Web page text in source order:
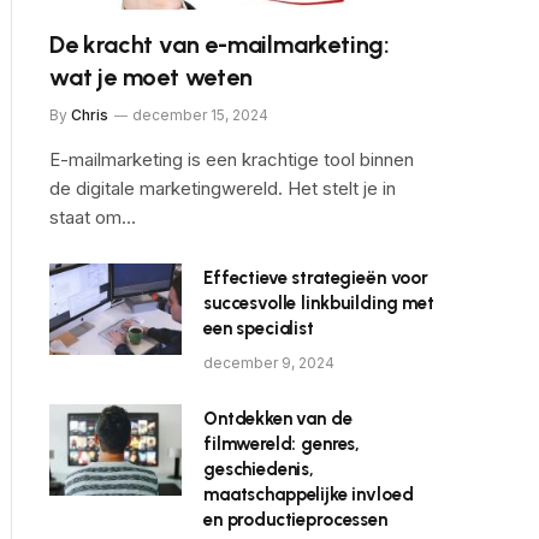
De kracht van e-mailmarketing:
wat je moet weten
By Chris december 15, 2024
E-mailmarketing is een krachtige tool binnen
de digitale marketingwereld. Het stelt je in
staat om…
Effectieve strategieën voor
succesvolle linkbuilding met
een specialist
december 9, 2024
Ontdekken van de
filmwereld: genres,
geschiedenis,
maatschappelijke invloed
en productieprocessen